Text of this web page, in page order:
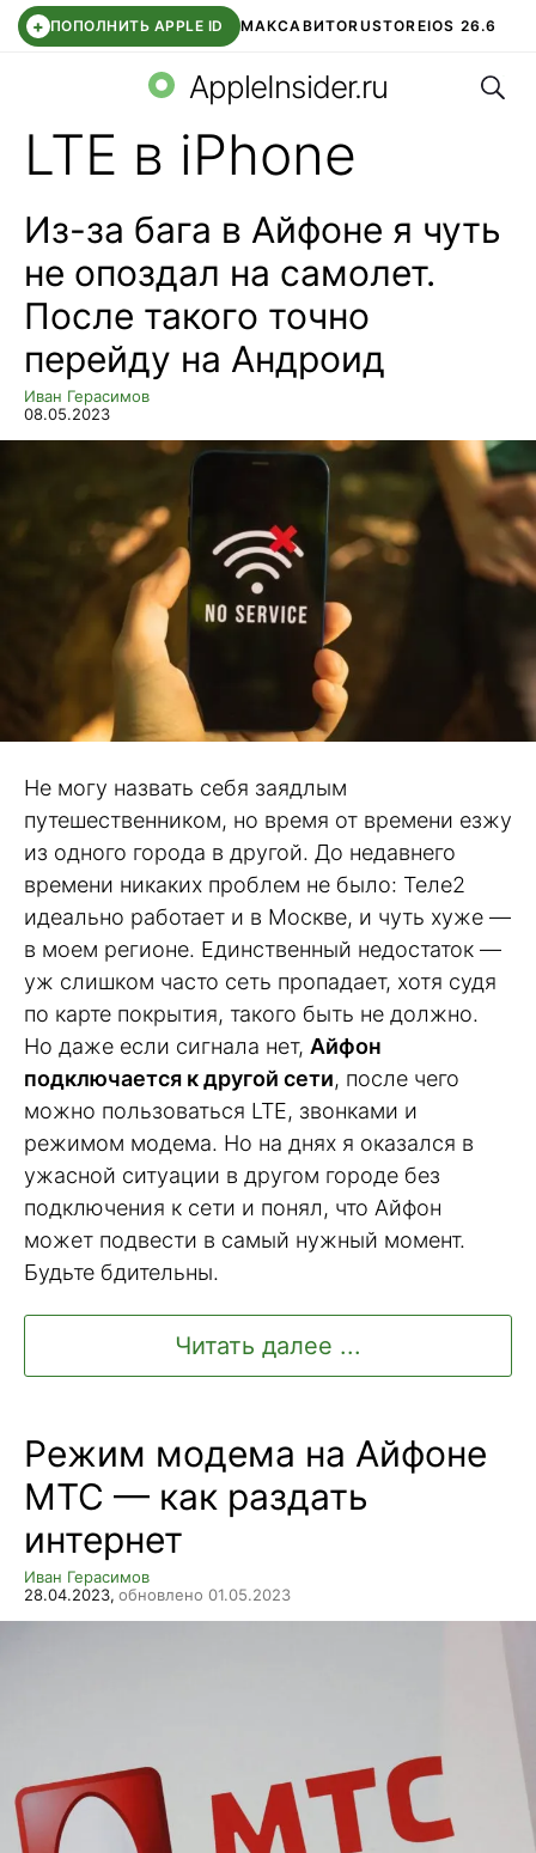
+ ПОПОЛНИТЬ APPLE ID МАКСАВИТОRUSTOREIOS 26.6
СБЕР КИДС ВТБ ОНЛАЙН ЧАТ В ROBLOX
AppleInsider.ru
LTE в iPhone
Из-за бага в Айфоне я чуть
не опоздал на самолет.
После такого точно
перейду на Андроид
Иван Герасимов
08.05.2023
Не могу назвать себя заядлым
путешественником, но время от времени езжу
из одного города в другой. До недавнего
времени никаких проблем не было: Теле2
идеально работает и в Москве, и чуть хуже —
в моем регионе. Единственный недостаток —
уж слишком часто сеть пропадает, хотя судя
по карте покрытия, такого быть не должно.
Но даже если сигнала нет, Айфон
подключается к другой сети, после чего
можно пользоваться LTE, звонками и
режимом модема. Но на днях я оказался в
ужасной ситуации в другом городе без
подключения к сети и понял, что Айфон
может подвести в самый нужный момент.
Будьте бдительны.
Читать далее ...
Режим модема на Айфоне
МТС — как раздать
интернет
Иван Герасимов
28.04.2023, обновлено 01.05.2023